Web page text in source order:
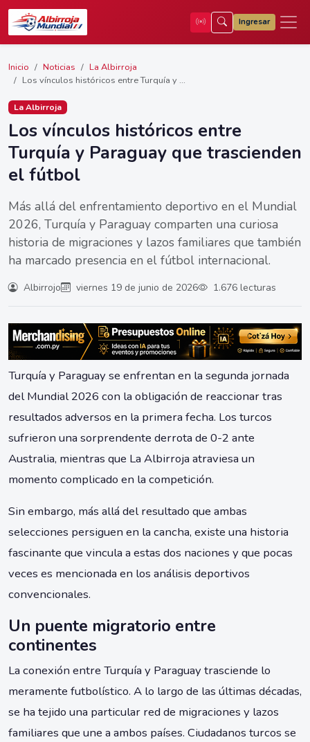
Ingresar
Inicio Noticias
La Albirroja
Los vínculos históricos entre Turquía y ...
La Albirroja
Los vínculos históricos entre
Turquía y Paraguay que trascienden
el fútbol
Más allá del enfrentamiento deportivo en el Mundial
2026, Turquía y Paraguay comparten una curiosa
historia de migraciones y lazos familiares que también
ha marcado presencia en el fútbol internacional.
Albirrojo viernes 19 de junio de 2026 1.676 lecturas
Turquía y Paraguay se enfrentan en la segunda jornada
del Mundial 2026 con la obligación de reaccionar tras
resultados adversos en la primera fecha. Los turcos
sufrieron una sorprendente derrota de 0-2 ante
Australia, mientras que La Albirroja atraviesa un
momento complicado en la competición.
Sin embargo, más allá del resultado que ambas
selecciones persiguen en la cancha, existe una historia
fascinante que vincula a estas dos naciones y que pocas
veces es mencionada en los análisis deportivos
convencionales.
Un puente migratorio entre
continentes
La conexión entre Turquía y Paraguay trasciende lo
meramente futbolístico. A lo largo de las últimas décadas,
se ha tejido una particular red de migraciones y lazos
familiares que une a ambos países. Ciudadanos turcos se